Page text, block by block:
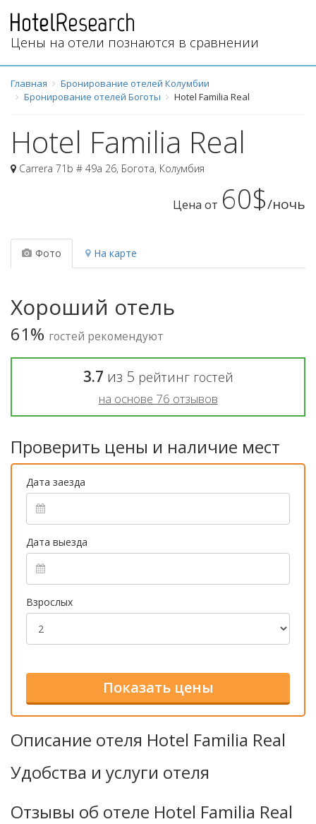
Цены на отели познаются в сравнении
Главная
Бронирование отелей Колумбии
Бронирование отелей Боготы
Hotel Familia Real
Hotel Familia Real
Carrera 71b # 49a 26, Богота, Колумбия
Цена от 60$/ночь
Фото На карте
Хороший отель
61% гостей рекомендуют
3.7 из 5 рейтинг гостей
на основе 76 отзывов
Проверить цены и наличие мест
Дата заезда
Дата выезда
Взрослых
Описание отеля Hotel Familia Real
Удобства и услуги отеля
Отзывы об отеле Hotel Familia Real